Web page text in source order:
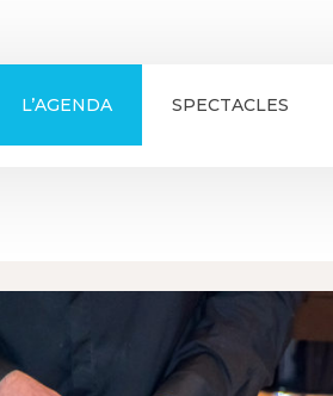
L’AGENDA SPECTACLES